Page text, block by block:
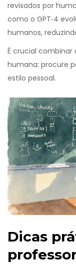
revisados por
como o GPT‑4
humanos,
É crucial
humana: procure
estilo pessoal.
Dicas